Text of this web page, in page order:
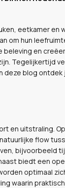
eetkamer en
om hun
beleving en
Tegelijkertijd
deze blog
en uitstraling.
flow
bijvoorbeeld
biedt een
optimaal
waarin